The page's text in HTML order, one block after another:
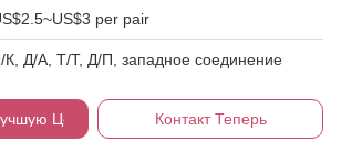
per pair
К, Д/А, Т/Т, Д/П, западное соединение
Цену Контакт Теперь